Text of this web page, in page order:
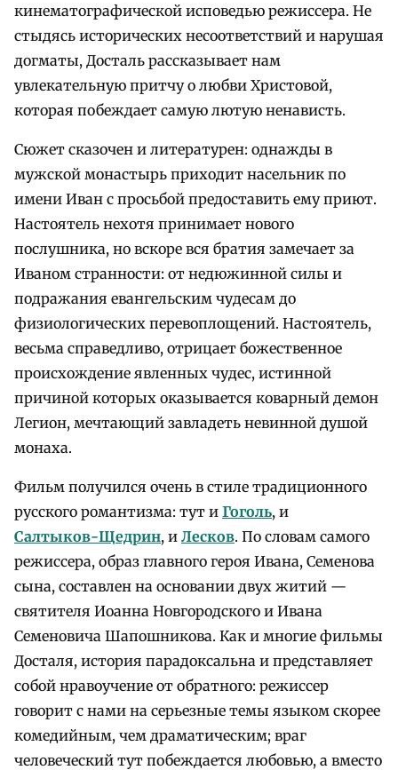
кинематографической исповедью режиссера. Не
стыдясь исторических несоответствий и нарушая
догматы, Досталь рассказывает нам
увлекательную притчу о любви Христовой,
которая побеждает самую лютую ненависть.
Сюжет сказочен и литературен: однажды в
мужской монастырь приходит насельник по
имени Иван с просьбой предоставить ему приют.
Настоятель нехотя принимает нового
послушника, но вскоре вся братия замечает за
Иваном странности: от недюжинной силы и
подражания евангельским чудесам до
физиологических перевоплощений. Настоятель,
весьма справедливо, отрицает божественное
происхождение явленных чудес, истинной
причиной которых оказывается коварный демон
Легион, мечтающий завладеть невинной душой
монаха.
Фильм получился очень в стиле традиционного
русского романтизма: тут и Гоголь, и
Салтыков-Щедрин, и Лесков. По словам самого
режиссера, образ главного героя Ивана, Семенова
сына, составлен на основании двух житий —
святителя Иоанна Новгородского и Ивана
Семеновича Шапошникова. Как и многие фильмы
Досталя, история парадоксальна и представляет
собой нравоучение от обратного: режиссер
говорит с нами на серьезные темы языком скорее
комедийным, чем драматическим; враг
человеческий тут побеждается любовью, а вместо